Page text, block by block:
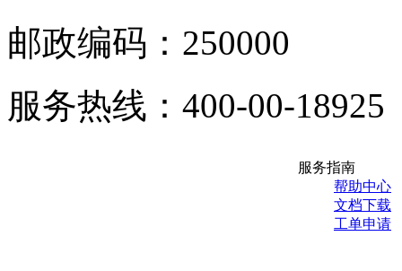
邮政编码：250000
服务热线：400-00-18925
服务指南
帮助中心
文档下载
工单申请